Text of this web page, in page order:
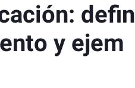
defin
y ejem